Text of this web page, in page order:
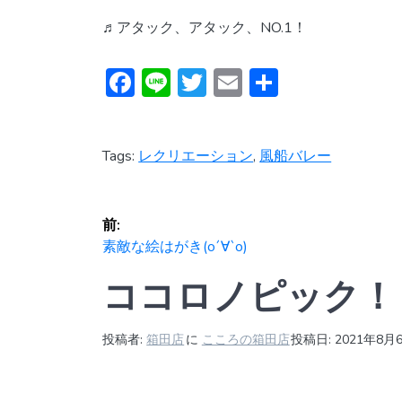
♬︎アタック、アタック、NO.1！
F
ac
b
Li
n
T
w
er
E
m
ai
l
Tags: レクリエーション,風船バレー
投
稿
ナ
ビ
前:
前
投
稿:
素敵な絵はがき(о´∀`о)
ココロノピック！
投稿者:箱田店 に こころの箱田店投稿日: 2021年8月